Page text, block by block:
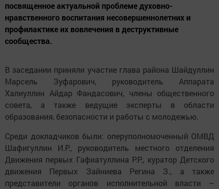
посвященное актуальной проблеме духовно-
нравственного воспитания несовершеннолетних и
профилактике их вовлечения в деструктивные
сообщества.
В заседании приняли участие глава района Шайдуллин
Марсель Зуфарович, руководитель Аппарата
Халиуллин Айдар Фандасович, члены общественного
совета, а также ведущие эксперты в области
образования, безопасности и работы с молодежью.
Среди докладчиков были: оперуполномоченный ОМВД
Шафигуллин И.Р., руководитель местного отделения
Движения первых Гафиатуллина Р.Р., куратор Детского
движения Первых Зайниева Регина З., а также
представители органов исполнительной власти –